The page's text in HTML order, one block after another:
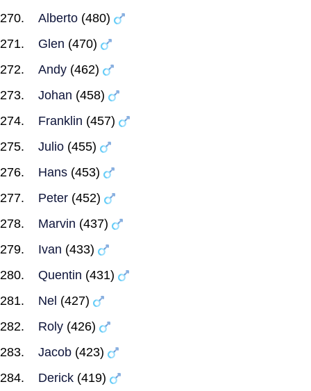
Alberto (480)
Glen (470)
Andy (462)
Johan (458)
Franklin (457)
Julio (455)
Hans (453)
Peter (452)
Marvin (437)
Ivan (433)
Quentin (431)
Nel (427)
Roly (426)
Jacob (423)
Derick (419)